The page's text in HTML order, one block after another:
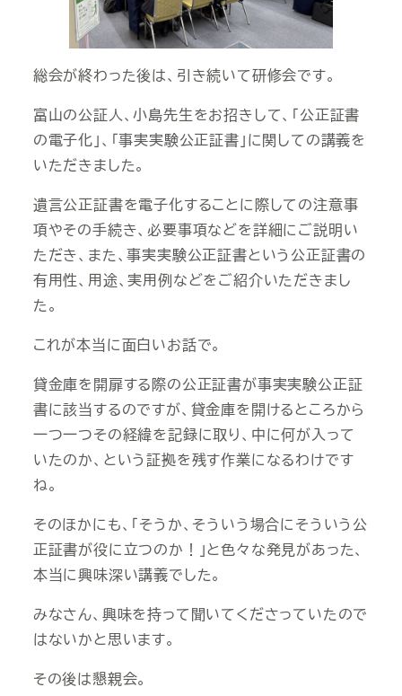
総会が終わった後は、引き続いて研修会です。
富山の公証人、小島先生をお招きして、「公正証書
の電子化」、「事実実験公正証書」に関しての講義を
いただきました。
遺言公正証書を電子化することに際しての注意事
項やその手続き、必要事項などを詳細にご説明い
ただき、また、事実実験公正証書という公正証書の
有用性、用途、実用例などをご紹介いただきまし
た。
これが本当に面白いお話で。
貸金庫を開扉する際の公正証書が事実実験公正証
書に該当するのですが、貸金庫を開けるところから
一つ一つその経緯を記録に取り、中に何が入って
いたのか、という証拠を残す作業になるわけです
ね。
そのほかにも、「そうか、そういう場合にそういう公
正証書が役に立つのか！」と色々な発見があった、
本当に興味深い講義でした。
みなさん、興味を持って聞いてくださっていたので
はないかと思います。
その後は懇親会。